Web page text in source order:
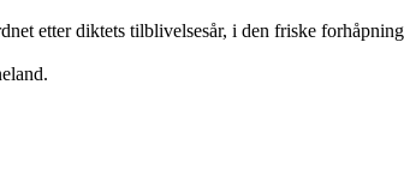
etter diktets tilblivelsesår, i den friske